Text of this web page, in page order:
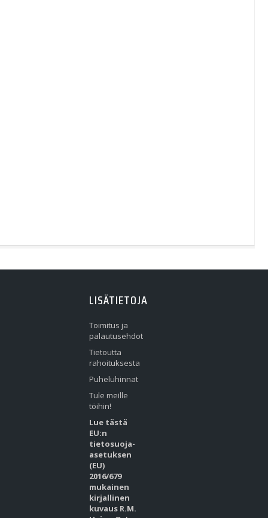
LISÄTIETOJA
Toimitus ja
palautusehdot
Tietoutta
rahoituksesta
Puheluhinnat
Tule meille
töihin!
Lue tästä
EU:n
tietosuoja-
asetuksen
(EU)
2016/679
mukainen
kirjallinen
kuvaus R.M.